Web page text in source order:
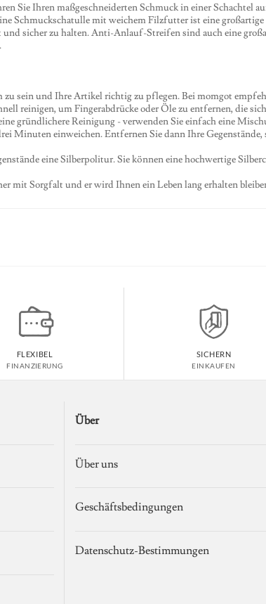
Sie Ihren maßgeschneiderten Schmuck in einer Schachtel
Schmuckschatulle mit weichem Filzfutter ist eine großartige
sicher zu halten. Anti-Anlauf-Streifen sind auch eine
zu sein und Ihre Artikel richtig zu pflegen. Bei momgot
reinigen, um Fingerabdrücke oder Öle zu entfernen, die sich
gründlichere Reinigung - verwenden Sie einfach eine
Minuten einweichen. Entfernen Sie dann Ihre Gegenstände,
eine Silberpolitur. Sie können eine hochwertige
mit Sorgfalt und er wird Ihnen ein Leben lang erhalten
FLEXIBEL
FINANZIERUNG
SICHERN
EINKAUFEN
Über
Über uns
Geschäftsbedingungen
Datenschutz-Bestimmungen